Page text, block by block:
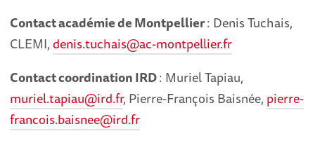
Contact académie de Montpellier: Denis Tuchais,
CLEMI, denis.tuchais@ac-montpellier.fr
Contact coordination IRD: Muriel Tapiau,
muriel.tapiau@ird.fr, Pierre-François Baisnée, pierre-
francois.baisnee@ird.fr